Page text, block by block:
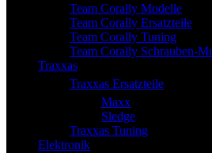
Team Corally Modelle
Team Corally Ersatzteile
Team Corally Tuning
Team Corally Schrauben-
Traxxas
Traxxas Ersatzteile
Maxx
Sledge
Traxxas Tuning
Elektronik